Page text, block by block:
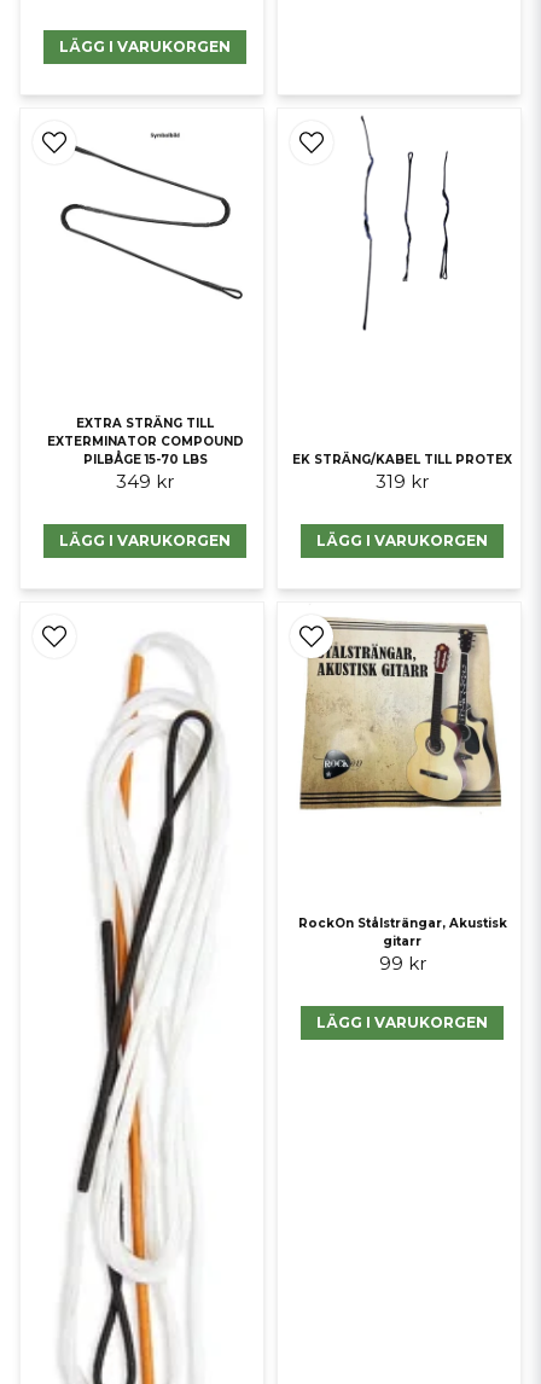
LÄGG I VARUKORGEN
EXTRA STRÄNG TILL
EXTERMINATOR COMPOUND
PILBÅGE 15-70 LBS
349 kr
LÄGG I VARUKORGEN
EK STRÄNG/KABEL TILL PROTEX
319 kr
LÄGG I VARUKORGEN
RockOn Stålsträngar, Akustisk
gitarr
99 kr
LÄGG I VARUKORGEN